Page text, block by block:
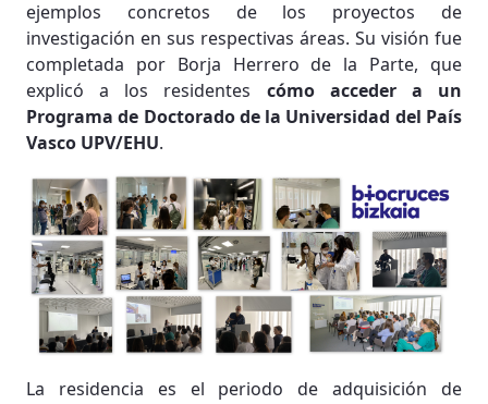
ejemplos concretos de los proyectos de
investigación en sus respectivas áreas. Su visión fue
completada por Borja Herrero de la Parte, que
explicó a los residentes cómo acceder a un
Programa de Doctorado de la Universidad del País
Vasco UPV/EHU.
La residencia es el periodo de adquisición de